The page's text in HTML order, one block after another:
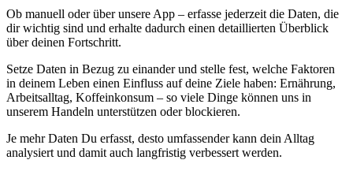
Ob manuell oder über unsere App – erfasse jederzeit die Daten, die
dir wichtig sind und erhalte dadurch einen detaillierten Überblick
über deinen Fortschritt.
Setze Daten in Bezug zu einander und stelle fest, welche Faktoren
in deinem Leben einen Einfluss auf deine Ziele haben: Ernährung,
Arbeitsalltag, Koffeinkonsum – so viele Dinge können uns in
unserem Handeln unterstützen oder blockieren.
Je mehr Daten Du erfasst, desto umfassender kann dein Alltag
analysiert und damit auch langfristig verbessert werden.